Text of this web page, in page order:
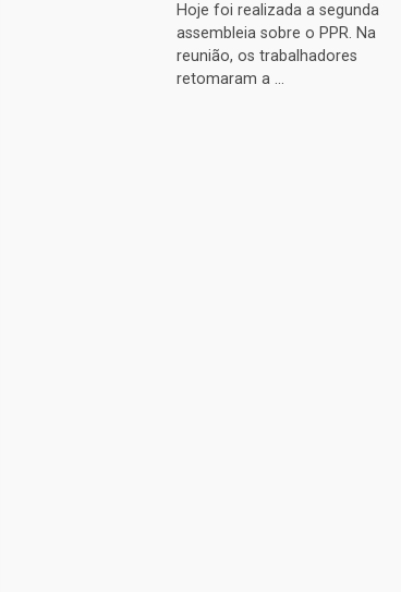
Hoje foi realizada a segunda
assembleia sobre o PPR. Na
reunião, os trabalhadores
retomaram a ...